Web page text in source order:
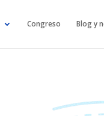
Congreso Blog y